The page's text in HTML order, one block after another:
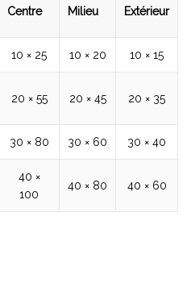
Centre Milieu Extérieur
10 × 25 10 × 20 10 × 15
20 × 55 20 × 45 20 × 35
30 × 80 30 × 60 30 × 40
40 ×
100
40 × 80 40 × 60